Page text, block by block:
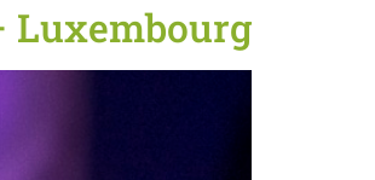
Luxembourg